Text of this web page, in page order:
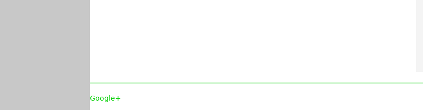
Google+